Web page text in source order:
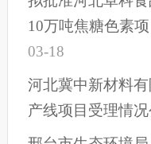
10万吨焦糖色素
03-18
河北冀中新材料
产线项目受理情